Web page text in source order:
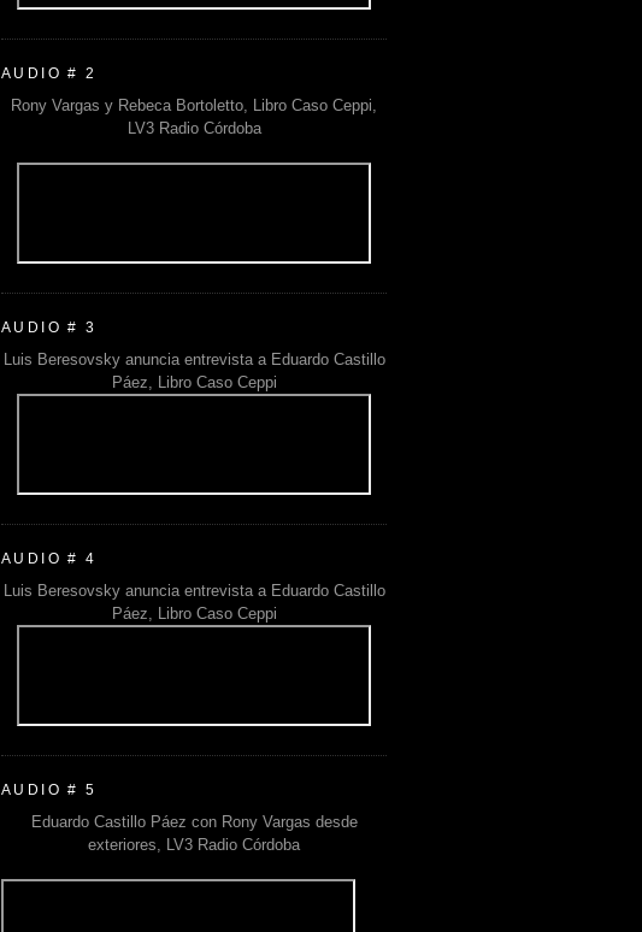
AUDIO # 2
Rony Vargas y Rebeca Bortoletto, Libro Caso Ceppi,
LV3 Radio Córdoba
AUDIO # 3
Luis Beresovsky anuncia entrevista a Eduardo Castillo
Páez, Libro Caso Ceppi
AUDIO # 4
Luis Beresovsky anuncia entrevista a Eduardo Castillo
Páez, Libro Caso Ceppi
AUDIO # 5
Eduardo Castillo Páez con Rony Vargas desde
exteriores, LV3 Radio Córdoba